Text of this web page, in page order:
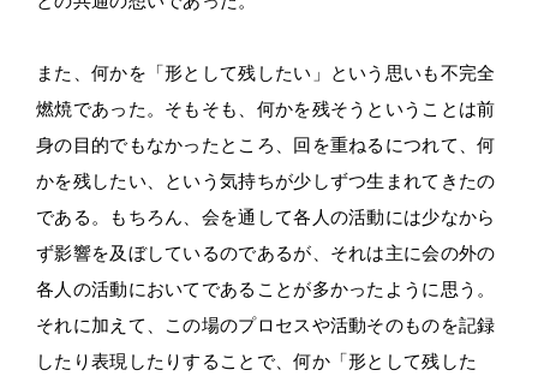
また、何かを「形として残したい」という思いも不完全
燃焼であった。そもそも、何かを残そうということは前
身の目的でもなかったところ、回を重ねるにつれて、何
かを残したい、という気持ちが少しずつ生まれてきたの
である。もちろん、会を通して各人の活動には少なから
ず影響を及ぼしているのであるが、それは主に会の外の
各人の活動においてであることが多かったように思う。
それに加えて、この場のプロセスや活動そのものを記録
したり表現したりすることで、何か「形として残した